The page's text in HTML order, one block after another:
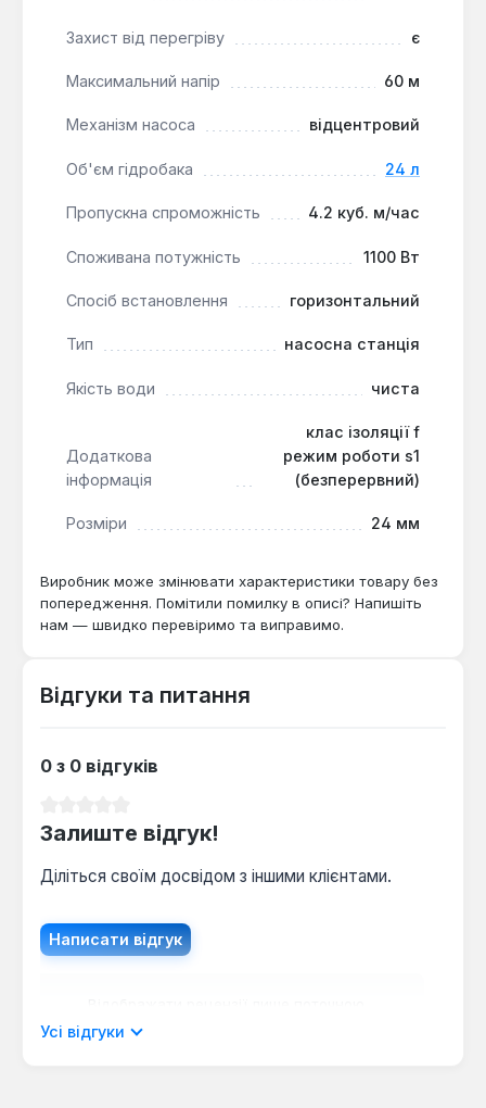
Захист від перегріву є
Максимальний напір 60 м
Механізм насоса відцентровий
Об'єм гідробака 24 л
Пропускна спроможність 4.2 куб. м/час
Споживана потужність 1100 Вт
Спосіб встановлення горизонтальний
Тип насосна станція
Якість води чиста
Додаткова
інформація
клас ізоляції f
режим роботи s1
(безперервний)
Розміри 24 мм
Виробник може змінювати характеристики товару без
попередження. Помітили помилку в описі? Напишіть
нам — швидко перевіримо та виправимо.
Відгуки та питання
0 з 0 відгуків
Залиште відгук!
Діліться своїм досвідом з іншими клієнтами.
Написати відгук
мовою.
Усі відгуки